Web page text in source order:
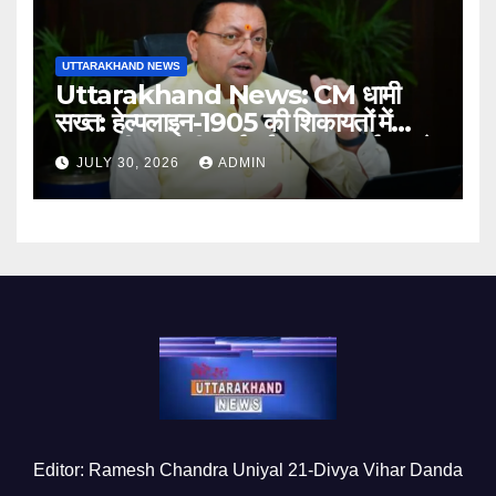
UTTARAKHAND NEWS
Uttarakhand News: CM धामी
सख्त: हेल्पलाइन-1905 की शिकायतों में
लापरवाही पर होगी कार्रवाई, शून्य प्रदर्शन वाले
अधिकारियों को नोटिस…
JULY 30, 2026 ADMIN
Editor: Ramesh Chandra Uniyal 21-Divya Vihar Danda